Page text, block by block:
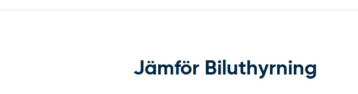
Jämför Biluthyrning